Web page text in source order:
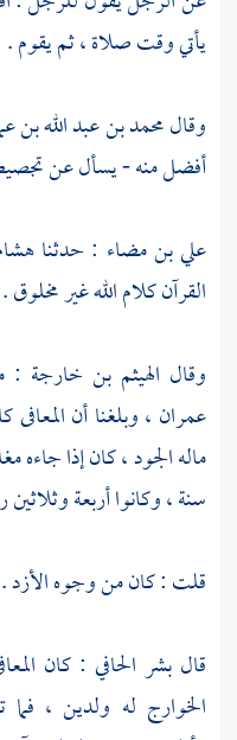
يأتي وقت صلاة ، ثم يقوم .
وقالمحمد بن عبد الله بن
أفضل منه - يسأل عن
علي بن مضاء : حدثنا
القرآن كلام الله غير مخلوق .
وقال الهيثم بن خارجة :
عمران ، وبلغنا أنالمعافى
ماله الجود ، كان إذا جاءه
سنة ، وكانوا أربعة
قلت : كان من وجوه الأزد .
قالبشر الحافي : كان
الخوارج له ولدين ،